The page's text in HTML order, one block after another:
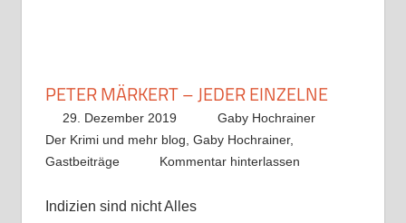
PETER MÄRKERT – JEDER EINZELNE
29. Dezember 2019
Gaby Hochrainer
Der Krimi und mehr blog, Gaby Hochrainer,
Gastbeiträge
Kommentar hinterlassen
Indizien sind nicht Alles